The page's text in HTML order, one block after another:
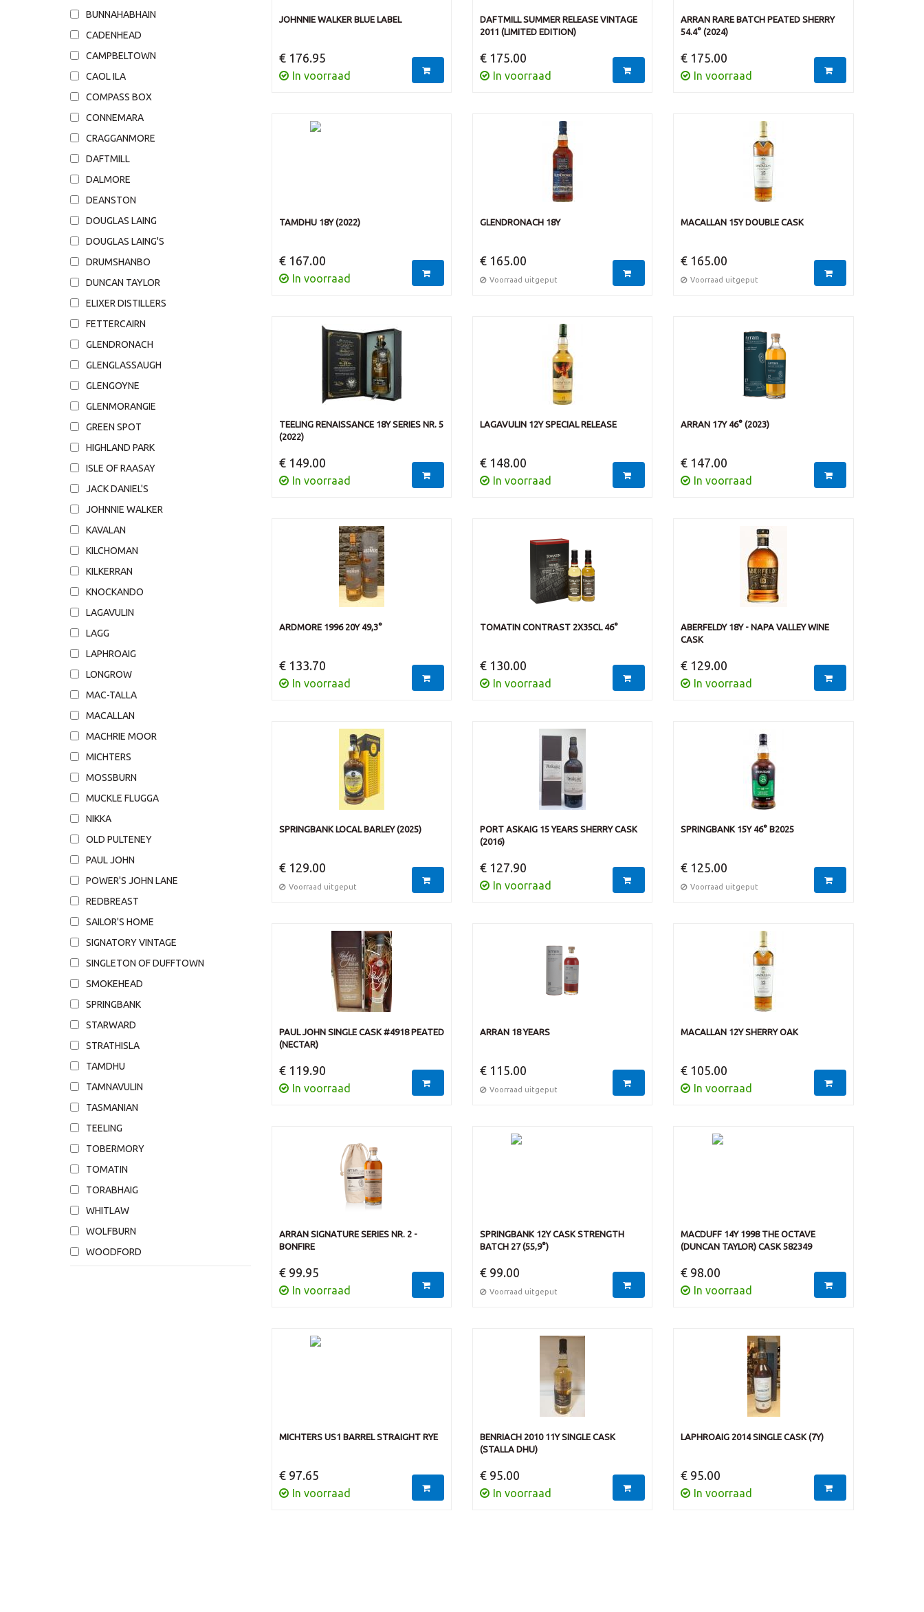
BUNNAHABHAIN
CADENHEAD
CAMPBELTOWN
CAOL ILA
COMPASS BOX
CONNEMARA
CRAGGANMORE
DAFTMILL
DALMORE
DEANSTON
DOUGLAS LAING
DOUGLAS LAING'S
DRUMSHANBO
DUNCAN TAYLOR
ELIXER DISTILLERS
FETTERCAIRN
GLENDRONACH
GLENGLASSAUGH
GLENGOYNE
GLENMORANGIE
GREEN SPOT
HIGHLAND PARK
ISLE OF RAASAY
JACK DANIEL'S
JOHNNIE WALKER
KAVALAN
KILCHOMAN
KILKERRAN
KNOCKANDO
LAGAVULIN
LAGG
LAPHROAIG
LONGROW
MAC-TALLA
MACALLAN
MACHRIE MOOR
MICHTERS
MOSSBURN
MUCKLE FLUGGA
NIKKA
OLD PULTENEY
PAUL JOHN
POWER'S JOHN LANE
REDBREAST
SAILOR'S HOME
SIGNATORY VINTAGE
SINGLETON OF DUFFTOWN
SMOKEHEAD
SPRINGBANK
STARWARD
STRATHISLA
TAMDHU
TAMNAVULIN
TASMANIAN
TEELING
TOBERMORY
TOMATIN
TORABHAIG
WHITLAW
WOLFBURN
WOODFORD
JOHNNIE WALKER BLUE LABEL
€ 176.95
In voorraad
DAFTMILL SUMMER RELEASE VINTAGE
2011 (LIMITED EDITION)
€ 175.00
In voorraad
ARRAN RARE BATCH PEATED SHERRY
54.4° (2024)
€ 175.00
In voorraad
TAMDHU 18Y (2022)
€ 167.00
In voorraad
GLENDRONACH 18Y
€ 165.00
Voorraad uitgeput
MACALLAN 15Y DOUBLE CASK
€ 165.00
Voorraad uitgeput
TEELING RENAISSANCE 18Y SERIES NR. 5
(2022)
€ 149.00
In voorraad
LAGAVULIN 12Y SPECIAL RELEASE
€ 148.00
In voorraad
ARRAN 17Y 46° (2023)
€ 147.00
In voorraad
ARDMORE 1996 20Y 49,3°
€ 133.70
In voorraad
TOMATIN CONTRAST 2X35CL 46°
€ 130.00
In voorraad
ABERFELDY 18Y - NAPA VALLEY WINE
CASK
€ 129.00
In voorraad
SPRINGBANK LOCAL BARLEY (2025)
€ 129.00
Voorraad uitgeput
PORT ASKAIG 15 YEARS SHERRY CASK
(2016)
€ 127.90
In voorraad
SPRINGBANK 15Y 46° B2025
€ 125.00
Voorraad uitgeput
PAUL JOHN SINGLE CASK #4918 PEATED
(NECTAR)
€ 119.90
In voorraad
ARRAN 18 YEARS
€ 115.00
Voorraad uitgeput
MACALLAN 12Y SHERRY OAK
€ 105.00
In voorraad
ARRAN SIGNATURE SERIES NR. 2 -
BONFIRE
€ 99.95
In voorraad
SPRINGBANK 12Y CASK STRENGTH
BATCH 27 (55,9°)
€ 99.00
Voorraad uitgeput
MACDUFF 14Y 1998 THE OCTAVE
(DUNCAN TAYLOR) CASK 582349
€ 98.00
In voorraad
MICHTERS US1 BARREL STRAIGHT RYE
€ 97.65
In voorraad
BENRIACH 2010 11Y SINGLE CASK
(STALLA DHU)
€ 95.00
In voorraad
LAPHROAIG 2014 SINGLE CASK (7Y)
€ 95.00
In voorraad